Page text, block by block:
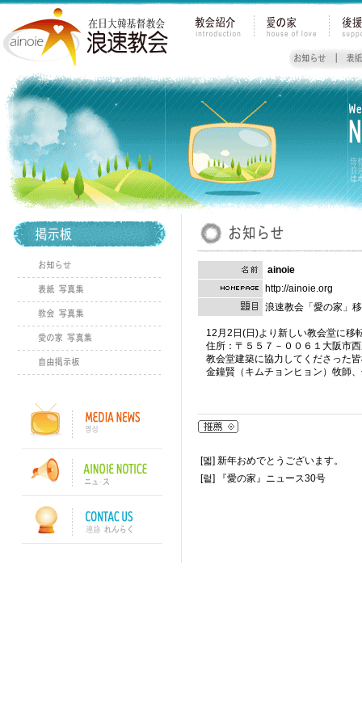
ainoie
http://ainoie.org
浪速教会「愛の家」
12月2日(日)より新しい教会堂に移
住所：〒５５７－００６１大阪市
教会堂建築に協力してくださった
金鐘賢（キムチョンヒョン）牧師
[멟] 新年おめでとうございます。
[렅]
『愛の家』ニュース30号